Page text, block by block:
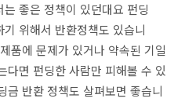
좋은 정책이 있던대요 펀딩
위해서 반환정책도 있습니
품에 문제가 있거나 약속된 기일
다면 펀딩한 사람만 피해볼 수 있
금 반환 정책도 살펴보면 좋습니